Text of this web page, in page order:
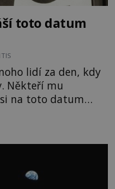
toto datum
lidí za den, kdy
Někteří mu
na toto datum
ale mnohdy si
Kvůli svému
jindy vynechají